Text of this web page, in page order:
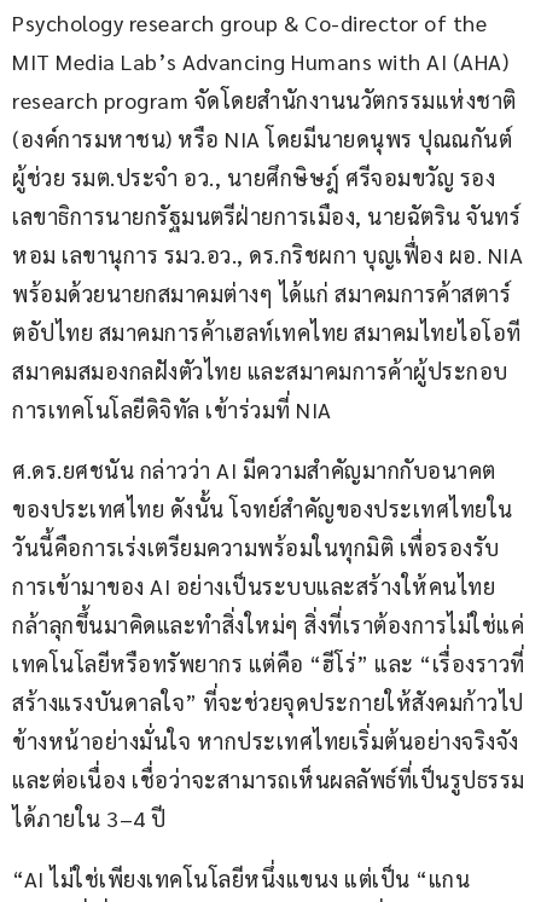
Psychology research group & Co-director of the
MIT Media Lab’s Advancing Humans with AI (AHA)
research program จัดโดยสำนักงานนวัตกรรมแห่งชาติ
(องค์การมหาชน) หรือ NIA โดยมีนายดนุพร ปุณณกันต์
ผู้ช่วย รมต.ประจำ อว., นายศึกษิษฎ์ ศรีจอมขวัญ รอง
เลขาธิการนายกรัฐมนตรีฝ่ายการเมือง, นายฉัตริน จันทร์
หอม เลขานุการ รมว.อว., ดร.กริชผกา บุญเฟื่อง ผอ. NIA
พร้อมด้วยนายกสมาคมต่างๆ ได้แก่ สมาคมการค้าสตาร์
ตอัปไทย สมาคมการค้าเฮลท์เทคไทย สมาคมไทยไอโอที
สมาคมสมองกลฝังตัวไทย และสมาคมการค้าผู้ประกอบ
การเทคโนโลยีดิจิทัล เข้าร่วมที่ NIA
ศ.ดร.ยศชนัน กล่าวว่า AI มีความสำคัญมากกับอนาคต
ของประเทศไทย ดังนั้น โจทย์สำคัญของประเทศไทยใน
วันนี้คือการเร่งเตรียมความพร้อมในทุกมิติ เพื่อรองรับ
การเข้ามาของ AI อย่างเป็นระบบและสร้างให้คนไทย
กล้าลุกขึ้นมาคิดและทำสิ่งใหม่ๆ สิ่งที่เราต้องการไม่ใช่แค่
เทคโนโลยีหรือทรัพยากร แต่คือ “ฮีโร่” และ “เรื่องราวที่
สร้างแรงบันดาลใจ” ที่จะช่วยจุดประกายให้สังคมก้าวไป
ข้างหน้าอย่างมั่นใจ หากประเทศไทยเริ่มต้นอย่างจริงจัง
และต่อเนื่อง เชื่อว่าจะสามารถเห็นผลลัพธ์ที่เป็นรูปธรรม
ได้ภายใน 3–4 ปี
“AI ไม่ใช่เพียงเทคโนโลยีหนึ่งแขนง แต่เป็น “แกน